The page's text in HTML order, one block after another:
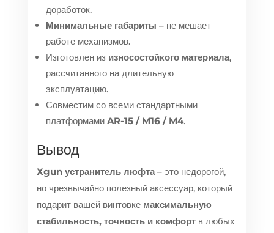
доработок.
Минимальные габариты – не мешает
работе механизмов.
Изготовлен из износостойкого материала,
рассчитанного на длительную
эксплуатацию.
Совместим со всеми стандартными
платформами AR-15 / M16 / M4.
Вывод
Xgun устранитель люфта– это недорогой,
но чрезвычайно полезный аксессуар, который
подарит вашей винтовке максимальную
стабильность, точность и комфортв любых